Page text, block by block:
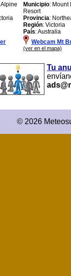
Municipio: Mount
Resort
Provincia:
Región: Victoria
País: Australia
Webcam Mt
(ver en el mapa)
Tu
© 2026